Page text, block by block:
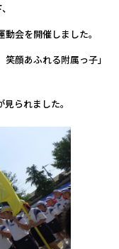
会を開催しました。
顔あふれる附属っ子」
られました。